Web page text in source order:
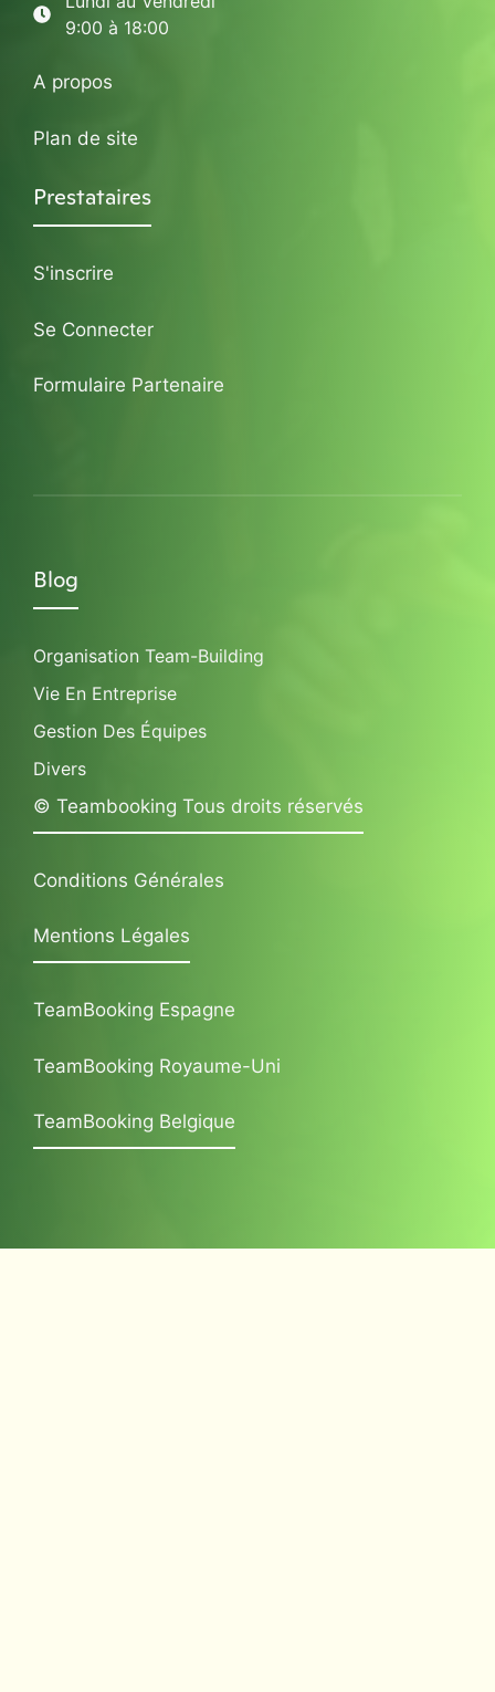
9:00 à 18:00
A propos
Plan de site
Prestataires
S'inscrire
Se Connecter
Formulaire Partenaire
Blog
Organisation Team-Building
Vie En Entreprise
Gestion Des Équipes
Divers
© Teambooking Tous droits réservés
Conditions Générales
Mentions Légales
TeamBooking Espagne
TeamBooking Royaume-Uni
TeamBooking Belgique